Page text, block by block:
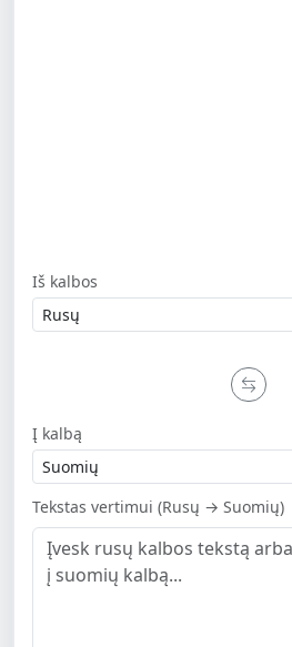
Iš kalbos
Į kalbą
Tekstas vertimui (Rusų → Suomių)